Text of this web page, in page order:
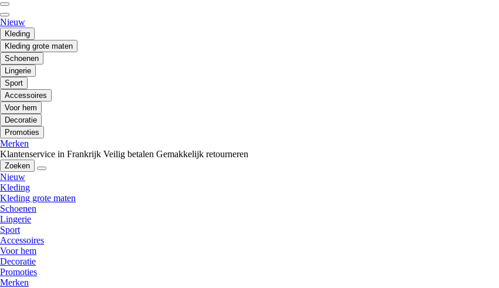
Nieuw
Kleding
Kleding grote maten
Schoenen
Lingerie
Sport
Accessoires
Voor hem
Decoratie
Promoties
Merken
Klantenservice in Frankrijk Veilig betalen Gemakkelijk retourneren
Zoeken
Nieuw
Kleding
Kleding grote maten
Schoenen
Lingerie
Sport
Accessoires
Voor hem
Decoratie
Promoties
Merken